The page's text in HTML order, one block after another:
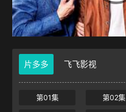
片多多 飞飞影视
第01集 第02集